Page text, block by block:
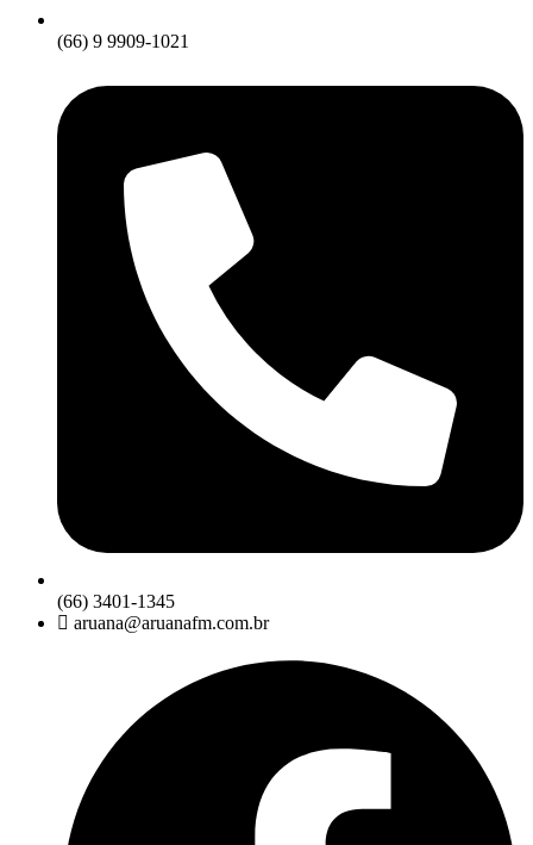
(66) 9 9909-1021
(66) 3401-1345
aruana@aruanafm.com.br